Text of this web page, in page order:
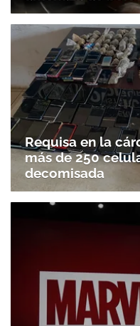
Requisa en la
más de 250
decomisada